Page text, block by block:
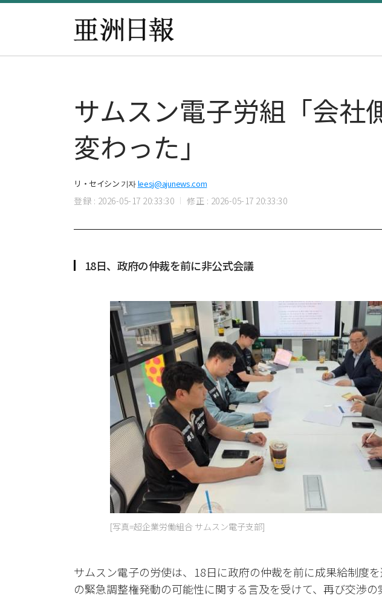
サムスン電子労組「会
変わった」
リ・セイシン 기자leesj@ajunews.com
登録 : 2026-05-17 20:33:30 修正 : 2026-05-17 20:33:30
18日、政府の仲裁を前に非公式会議
[写真=超企業労働組合 サムスン電子支部]
サムスン電子の労使は、18日に政府の仲裁を前に成果給制度
の緊急調整権発動の可能性に関する言及を受けて、再び交渉の